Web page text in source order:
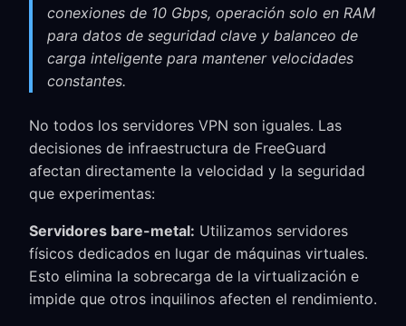
conexiones de 10 Gbps, operación solo en RAM
para datos de seguridad clave y balanceo de
carga inteligente para mantener velocidades
constantes.
No todos los servidores VPN son iguales. Las
decisiones de infraestructura de FreeGuard
afectan directamente la velocidad y la seguridad
que experimentas:
Servidores bare-metal: Utilizamos servidores
físicos dedicados en lugar de máquinas virtuales.
Esto elimina la sobrecarga de la virtualización e
impide que otros inquilinos afecten el rendimiento.